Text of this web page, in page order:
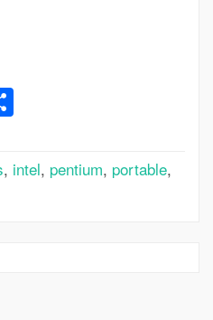
, intel, pentium, portable,